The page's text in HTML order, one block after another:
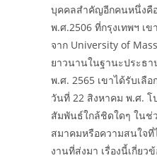
บุคคลสำคัญอีกคนหนึ่งคือ
พ.ศ.2506 ที่กรุงเทพฯ เ
จาก University of
ยาวนานในฐานะประธ
พ.ศ. 2565 เขาได้รับเลื
วันที่ 22 สิงหาคม พ.ศ. โ
สัมพันธ์ใกล้ชิดใดๆ ในช่
สมาคมหรือความสนใจที่
งานที่ส่งมา เรื่องนี้เกี่ย